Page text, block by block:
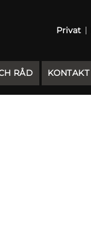
Privat
RÅD KONTAKT